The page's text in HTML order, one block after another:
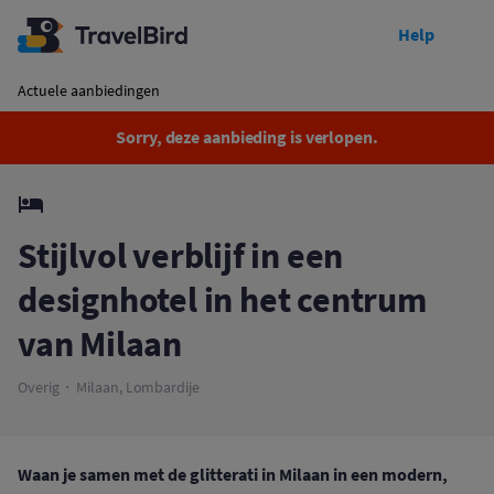
Help
Actuele aanbiedingen
Afgelopen
Sorry, deze aanbieding is verlopen.
Stijlvol verblijf in een
designhotel in het centrum
van Milaan
Overig Milaan, Lombardije
Waan je samen met de glitterati in Milaan in een modern,